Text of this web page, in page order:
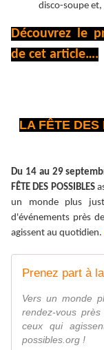
disco-soupe
Découvrez le
de cet article….
LA FÊTE DES
Du 14 au 29
FÊTE DES POSSIBLES
un monde plus
d'événements près
agissent au quotidien.
Vers un monde
rendez-vous
ceux qui
possibles.org !